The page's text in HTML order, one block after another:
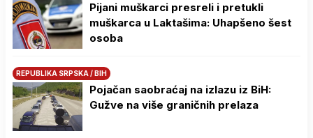
Pijani muškarci presreli i pretukli
muškarca u Laktašima: Uhapšeno šest
osoba
REPUBLIKA SRPSKA / BIH
Pojačan saobraćaj na izlazu iz BiH:
Gužve na više graničnih prelaza